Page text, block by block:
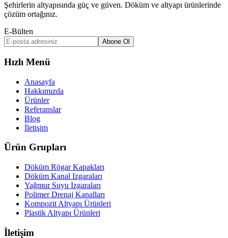
Şehirlerin altyapısında güç ve güven. Döküm ve altyapı ürünlerinde
çözüm ortağınız.
E-Bülten
Abone Ol
Hızlı Menü
Anasayfa
Hakkımızda
Ürünler
Referanslar
Blog
İletişim
Ürün Grupları
Döküm Rögar Kapakları
Döküm Kanal Izgaraları
Yağmur Suyu Izgaraları
Polimer Drenaj Kanalları
Kompozit Altyapı Ürünleri
Plastik Altyapı Ürünleri
İletişim